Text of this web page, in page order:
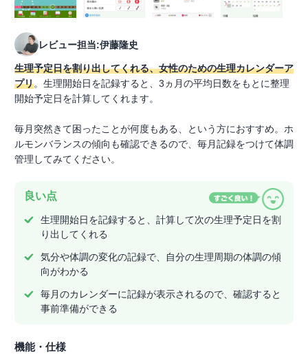
レビュー担当:伊藤隆史
生理予定日を割り出してくれる、女性のための生理カレンダーア
プリ。生理開始日を記録すると、3ヵ月の平均日数をもとに整理
開始予定日を計算してくれます。
毎月突然きて困ったことが何度もある、という方におすすめ。ホ
ルモンバランスの傾向も確認できるので、毎月記録をつけて体調
管理してみてください。
良い点
生理開始日を記録すると、計算して次の生理予定日を割
り出してくれる
気分や体調の変化の記録で、自分の生理周期の体調の傾
向がわかる
毎月のカレンダーに記録が表示されるので、確認すると
事前準備ができる
機能・仕様